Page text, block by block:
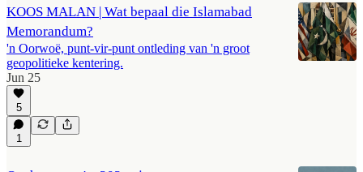
KOOS MALAN | Wat bepaal die Islamabad
Memorandum?
'n Oorwoë, punt-vir-punt ontleding van 'n groot
geopolitieke kentering.
Jun 25
5
1